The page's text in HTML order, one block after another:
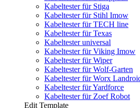
Kabeltester für Stiga
Kabeltester für Stihl Imow
Kabeltester für TECH line
Kabeltester für Texas
Kabeltester universal
Kabeltester für Viking Imow
Kabeltester für Wiper
Kabeltester für Wolf-Garten
Kabeltester für Worx
Kabeltester für Yardforce
Kabeltester für Zoef Robot
Edit Template